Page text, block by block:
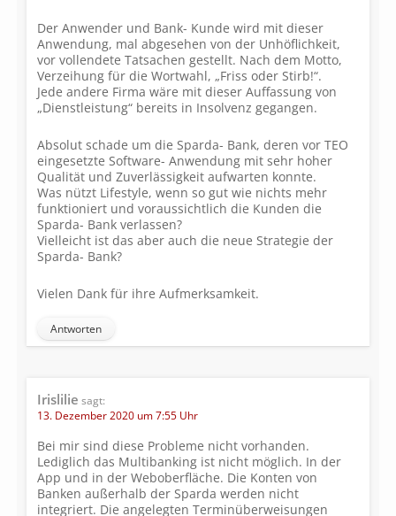
Der Anwender und Bank- Kunde wird mit dieser
Anwendung, mal abgesehen von der Unhöflichkeit,
vor vollendete Tatsachen gestellt. Nach dem Motto,
Verzeihung für die Wortwahl, „Friss oder Stirb!“.
Jede andere Firma wäre mit dieser Auffassung von
„Dienstleistung“ bereits in Insolvenz gegangen.
Absolut schade um die Sparda- Bank, deren vor TEO
eingesetzte Software- Anwendung mit sehr hoher
Qualität und Zuverlässigkeit aufwarten konnte.
Was nützt Lifestyle, wenn so gut wie nichts mehr
funktioniert und voraussichtlich die Kunden die
Sparda- Bank verlassen?
Vielleicht ist das aber auch die neue Strategie der
Sparda- Bank?
Vielen Dank für ihre Aufmerksamkeit.
Antworten
Irislilie sagt:
13. Dezember 2020 um 7:55 Uhr
Bei mir sind diese Probleme nicht vorhanden.
Lediglich das Multibanking ist nicht möglich. In der
App und in der Weboberfläche. Die Konten von
Banken außerhalb der Sparda werden nicht
integriert. Die angelegten Terminüberweisungen